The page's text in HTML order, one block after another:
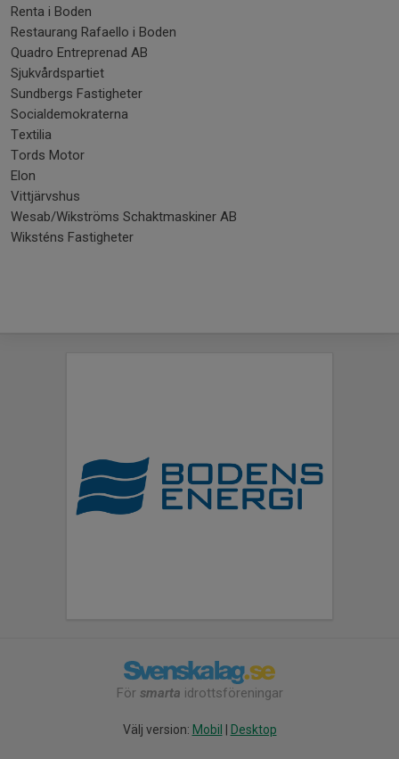
Renta i Boden
Restaurang Rafaello i Boden
Quadro Entreprenad AB
Sjukvårdspartiet
Sundbergs Fastigheter
Socialdemokraterna
Textilia
Tords Motor
Elon
Vittjärvshus
Wesab/Wikströms Schaktmaskiner AB
Wiksténs Fastigheter
För smarta idrottsföreningar
Välj version: Mobil Desktop